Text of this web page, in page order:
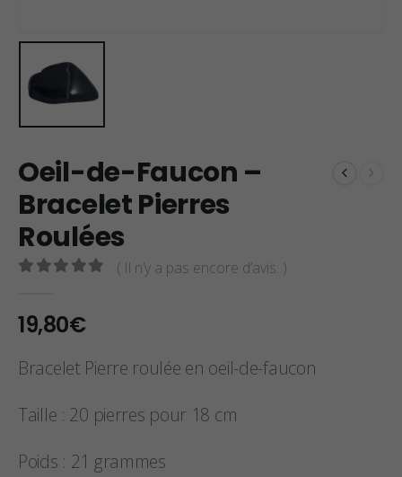
Oeil-de-Faucon –
Bracelet Pierres
Roulées
( Il n’y a pas encore d’avis. )
19,80€
Bracelet Pierre roulée en oeil-de-faucon
Taille : 20 pierres pour 18 cm
Poids : 21 grammes